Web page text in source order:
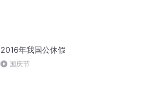
2016年我国公休假
国庆节